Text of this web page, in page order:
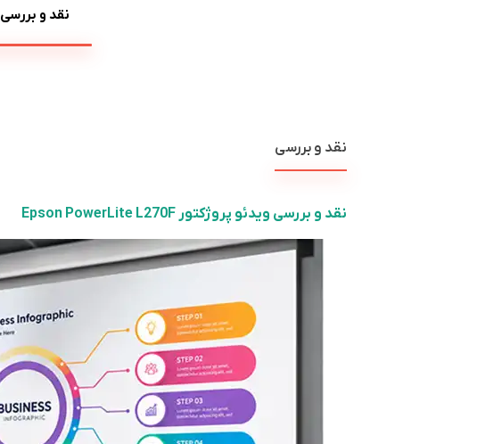
نقد و بررسی
نقد و بررسی
نقد و بررسی ویدئو پروژکتورEpson PowerLite L270F